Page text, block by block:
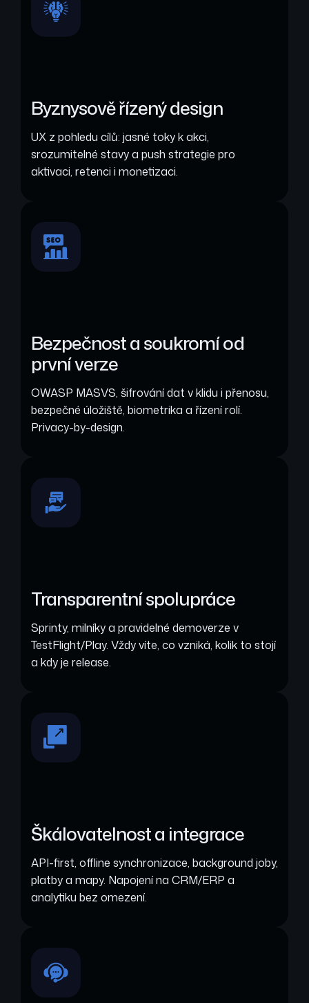
Byznysově řízený design
UX z pohledu cílů: jasné toky k akci,
srozumitelné stavy a push strategie pro
aktivaci, retenci i monetizaci.
Bezpečnost a soukromí od
první verze
OWASP MASVS, šifrování dat v klidu i přenosu,
bezpečné úložiště, biometrika a řízení rolí.
Privacy-by-design.
Transparentní spolupráce
Sprinty, milníky a pravidelné demoverze v
TestFlight/Play. Vždy víte, co vzniká, kolik to stojí
a kdy je release.
Škálovatelnost a integrace
API-first, offline synchronizace, background joby,
platby a mapy. Napojení na CRM/ERP a
analytiku bez omezení.